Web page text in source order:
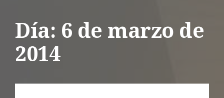
Día: 6 de marzo de
2014